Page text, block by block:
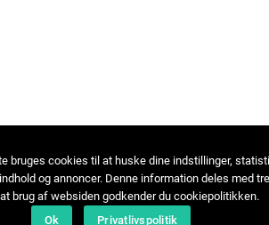
bruges cookies til at huske dine indstillinger,
og annoncer. Denne information deles med
brug af websiden godkender du cookiepolitikken.
Ok
Privatlivspolitik